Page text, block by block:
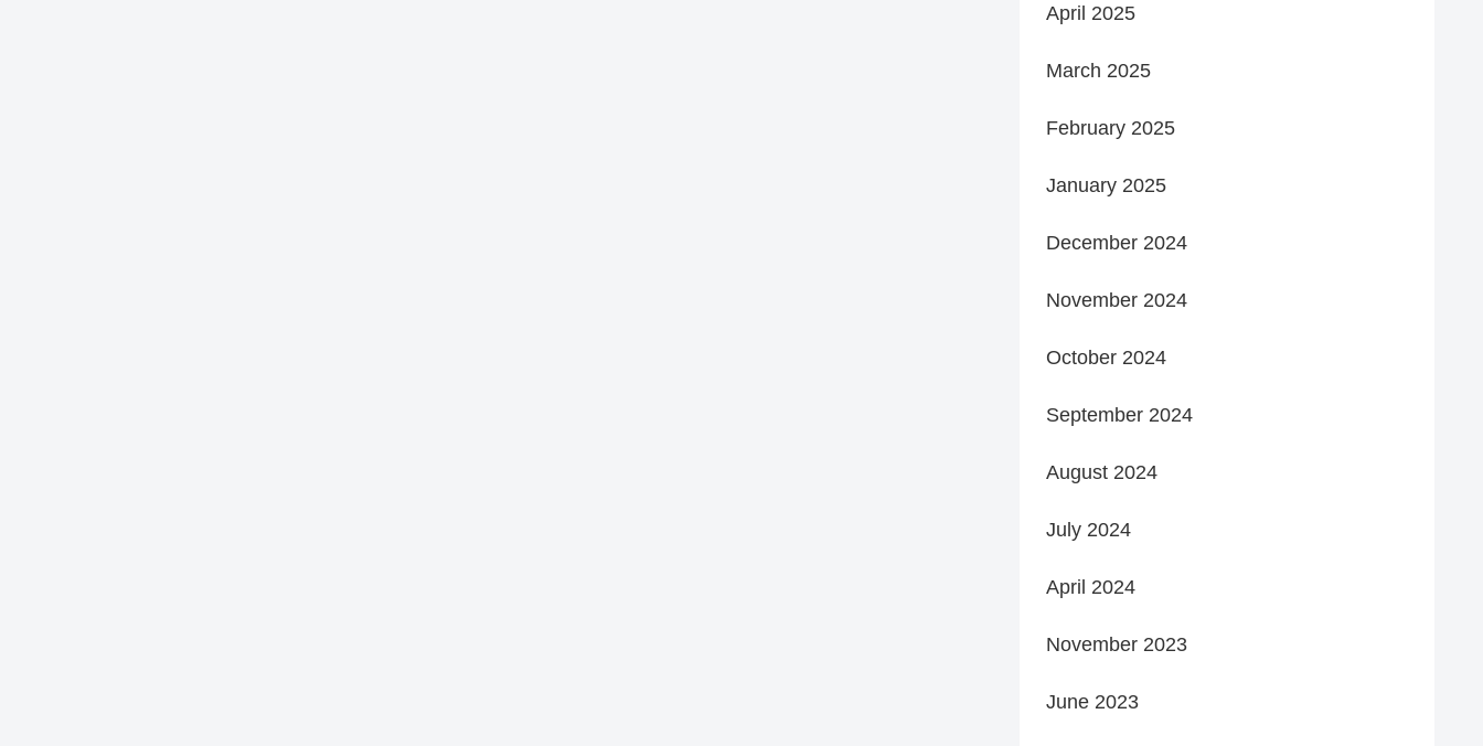
April 2025
March 2025
February 2025
January 2025
December 2024
November 2024
October 2024
September 2024
August 2024
July 2024
April 2024
November 2023
June 2023